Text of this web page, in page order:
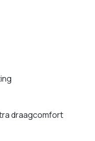
draagcomfort